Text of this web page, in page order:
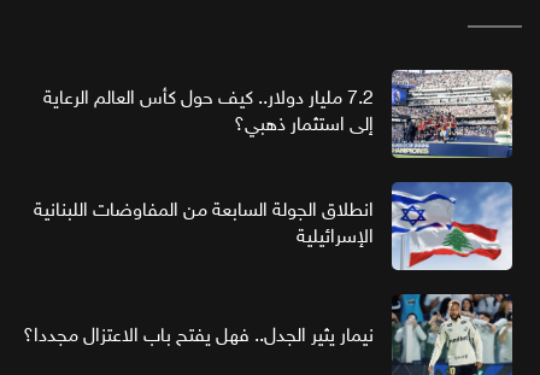
7.2 مليار دولار.. كيف حول كأس العالم الرعاية
إلى استثمار ذهبي؟
انطلاق الجولة السابعة من المفاوضات اللبنانية
الإسرائيلية
نيمار يثير الجدل.. فهل يفتح باب الاعتزال مجددا؟